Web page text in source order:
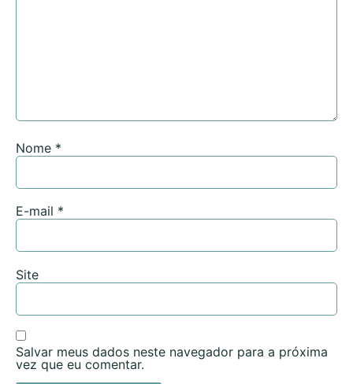
Nome *
E-mail *
Site
Salvar meus dados neste navegador para a próxima
vez que eu comentar.